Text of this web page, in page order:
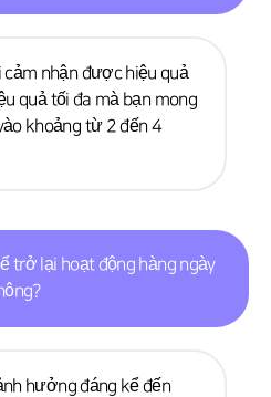
nhận được hiệu quả
quả tối đa mà bạn mong
khoảng từ 2 đến 4
trở lại hoạt động hàng ngày
hưởng đáng kể đến